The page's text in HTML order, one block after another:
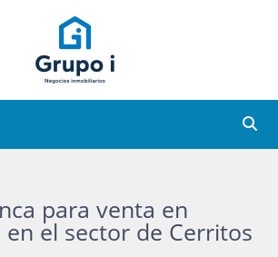
para venta en
en el sector de Cerritos